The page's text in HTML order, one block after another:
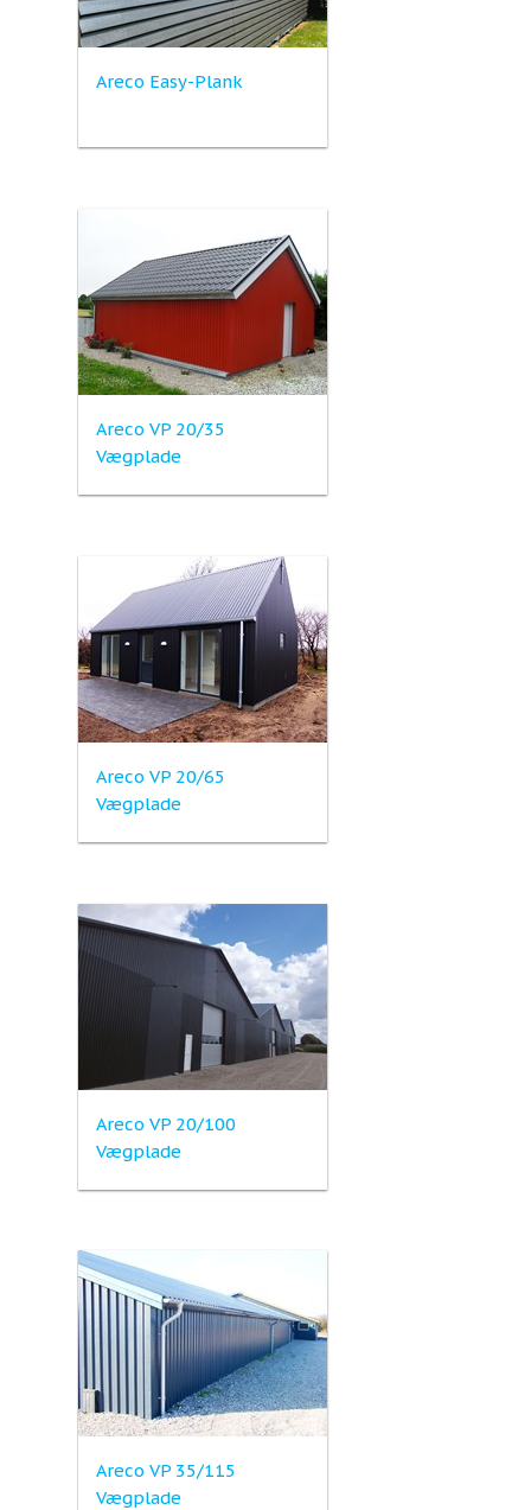
Areco Easy-Plank
Areco VP 20/35
Vægplade
Areco VP 20/65
Vægplade
Areco VP 20/100
Vægplade
Areco VP 35/115
Vægplade